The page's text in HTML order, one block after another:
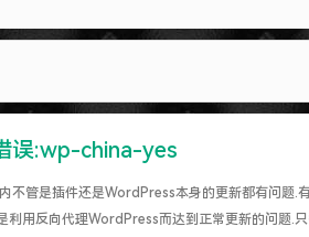
变为:www.lanzoux.com
消了~
误:wp-china-yes
不管是插件还是WordPress本身的更新都有问题.
利用反向代理WordPress而达到正常更新的问题.